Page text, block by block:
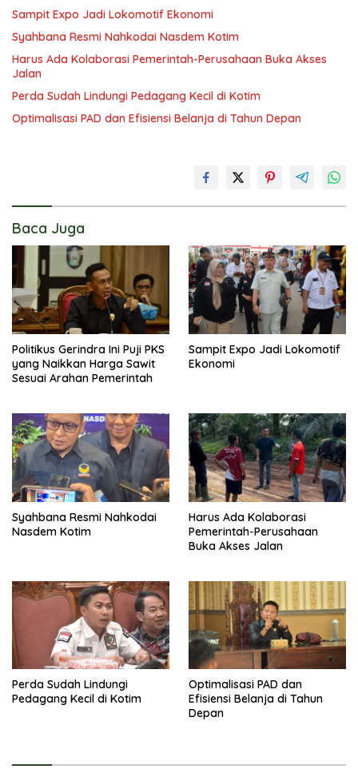
Sampit Expo Jadi Lokomotif Ekonomi
Syahbana Resmi Nahkodai Nasdem Kotim
Harus Ada Kolaborasi Pemerintah-Perusahaan Buka Akses
Jalan
Perda Sudah Lindungi Pedagang Kecil di Kotim
Optimalisasi PAD dan Efisiensi Belanja di Tahun Depan
Baca Juga
Politikus Gerindra Ini Puji PKS
yang Naikkan Harga Sawit
Sesuai Arahan Pemerintah
Sampit Expo Jadi Lokomotif
Ekonomi
Syahbana Resmi Nahkodai
Nasdem Kotim
Harus Ada Kolaborasi
Pemerintah-Perusahaan
Buka Akses Jalan
Perda Sudah Lindungi
Pedagang Kecil di Kotim
Optimalisasi PAD dan
Efisiensi Belanja di Tahun
Depan